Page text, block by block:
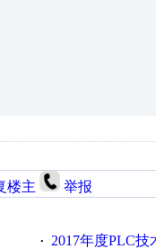
楼主 举报
· 2017年度PLC